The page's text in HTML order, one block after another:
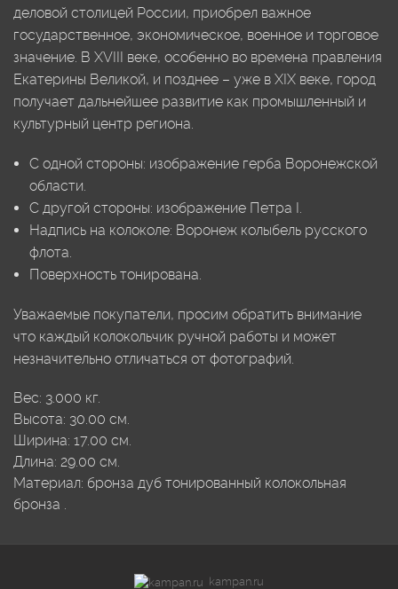
деловой столицей России, приобрел важное
государственное, экономическое, военное и торговое
значение. В XVIII веке, особенно во времена правления
Екатерины Великой, и позднее – уже в XIX веке, город
получает дальнейшее развитие как промышленный и
культурный центр региона.
С одной стороны: изображение герба Воронежской
области.
С другой стороны: изображение Петра I.
Надпись на колоколе: Воронеж колыбель русского
флота.
Поверхность тонирована.
Уважаемые покупатели, просим обратить внимание
что каждый колокольчик ручной работы и может
незначительно отличаться от фотографий.
Вес: 3.000 кг.
Высота: 30.00 см.
Ширина: 17.00 см.
Длина: 29.00 см.
Материал: бронза дуб тонированный колокольная
бронза .
kampan.ru